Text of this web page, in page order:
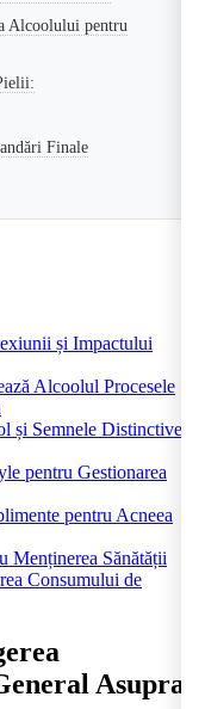
Alcoolului pentru
Finale
și Impactului
Alcoolul Procesele
și Semnele Distinctive
pentru Gestionarea
pentru Acneea
Menținerea Sănătății
Consumului de
Asupra